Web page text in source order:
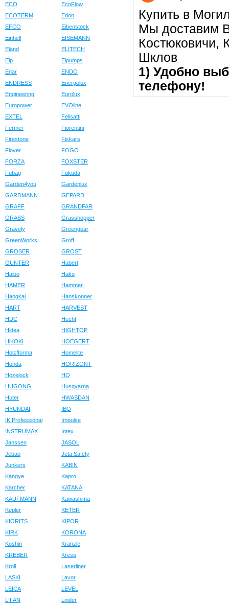
ECO
EcoFlow
ECOTERM
Edon
EFCO
Eibenstock
Einhell
EISEMANN
Eland
ELITECH
Elp
Elpumps
Enar
ENDO
ENDRESS
Energolux
Engineering
Eurolux
Europower
EVOline
EXTEL
Felisatti
Fermer
Fiorentini
Firestone
Fiskars
Flover
FOGO
FORZA
FOXSTER
Fubag
Fukuda
Garden4you
Gardenlux
GARDMANN
GEPARD
GRAFF
GRANDFAR
GRASS
Grasshopper
Gravely
Greengear
GreenWorks
Groff
GROSER
GROST
GUNTER
Habert
Haibo
Hako
HAMER
Hammer
Hangkai
Hanskonner
HART
HARVEST
HDC
Hecht
Hidea
HIGHTOP
HiKOKI
HOEGERT
Holzfforma
Homelite
Honda
HORIZONT
Hozelock
HQ
HUGONG
Husqvarna
Huter
HWASDAN
HYUNDAI
IBO
IK Professional
Impulse
INSTRUMAX
Intex
Janssen
JASOL
Jebao
Jeta Safety
Junkers
KABIN
Kangye
Kapro
Karcher
KATANA
KAUFMANN
Kawashima
Kepler
KETER
KIORITS
KIPOR
KIRK
KORONA
Koshin
Kranzle
KREBER
Kress
Kroll
Laserliner
LASKI
Lavor
LEICA
LEVEL
LIFAN
Linder
Купить в
Мы доставим
Костюковичи,
Шклов
1) Удобно
телефону!